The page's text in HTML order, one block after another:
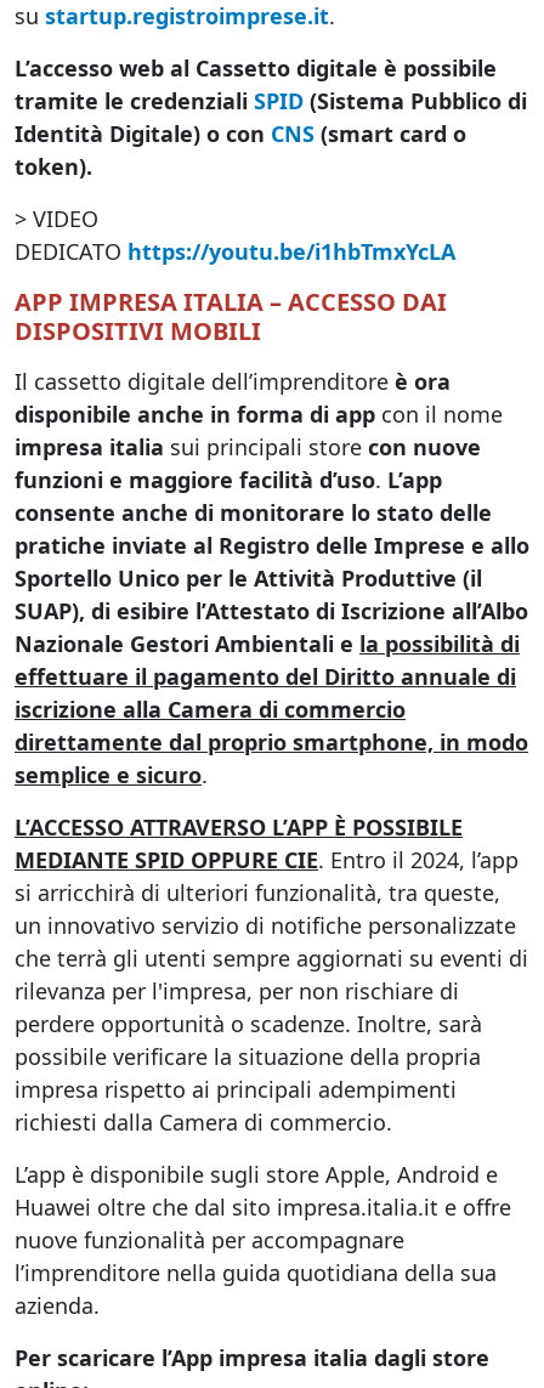
su startup.registroimprese.it.
L’accesso web al Cassetto digitale è possibile
tramite le credenziali SPID (Sistema Pubblico di
Identità Digitale) o con CNS (smart card o
token).
> VIDEO
DEDICATO https://youtu.be/i1hbTmxYcLA
APP IMPRESA ITALIA – ACCESSO DAI
DISPOSITIVI MOBILI
Il cassetto digitale dell’imprenditore è ora
disponibile anche in forma di app con il nome
impresa italia sui principali store con nuove
funzioni e maggiore facilità d’uso. L’app
consente anche di monitorare lo stato delle
pratiche inviate al Registro delle Imprese e allo
Sportello Unico per le Attività Produttive (il
SUAP), di esibire l’Attestato di Iscrizione all’Albo
Nazionale Gestori Ambientali e la possibilità di
effettuare il pagamento del Diritto annuale di
iscrizione alla Camera di commercio
direttamente dal proprio smartphone, in modo
semplice e sicuro.
L’ACCESSO ATTRAVERSO L’APP È POSSIBILE
MEDIANTE SPID OPPURE CIE. Entro il 2024, l’app
si arricchirà di ulteriori funzionalità, tra queste,
un innovativo servizio di notifiche personalizzate
che terrà gli utenti sempre aggiornati su eventi di
rilevanza per l'impresa, per non rischiare di
perdere opportunità o scadenze. Inoltre, sarà
possibile verificare la situazione della propria
impresa rispetto ai principali adempimenti
richiesti dalla Camera di commercio.
L’app è disponibile sugli store Apple, Android e
Huawei oltre che dal sito impresa.italia.it e offre
nuove funzionalità per accompagnare
l’imprenditore nella guida quotidiana della sua
azienda.
Per scaricare l’App impresa italia dagli store